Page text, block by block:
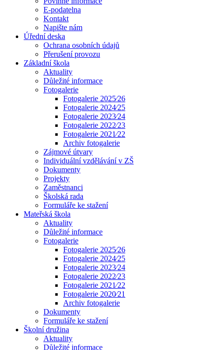
E-podatelna
Kontakt
Napište nám
Úřední deska
Ochrana osobních údajů
Přerušení provozu
Základní škola
Aktuality
Důležité informace
Fotogalerie
Fotogalerie 2025⁄26
Fotogalerie 2024⁄25
Fotogalerie 2023⁄24
Fotogalerie 2022⁄23
Fotogalerie 2021⁄22
Archiv fotogalerie
Zájmové útvary
Individuální vzdělávání v ZŠ
Dokumenty
Projekty
Zaměstnanci
Školská rada
Formuláře ke stažení
Mateřská škola
Aktuality
Důležité informace
Fotogalerie
Fotogalerie 2025⁄26
Fotogalerie 2024⁄25
Fotogalerie 2023⁄24
Fotogalerie 2022⁄23
Fotogalerie 2021⁄22
Fotogalerie 2020⁄21
Archiv fotogalerie
Dokumenty
Formuláře ke stažení
Školní družina
Aktuality
Důležité informace